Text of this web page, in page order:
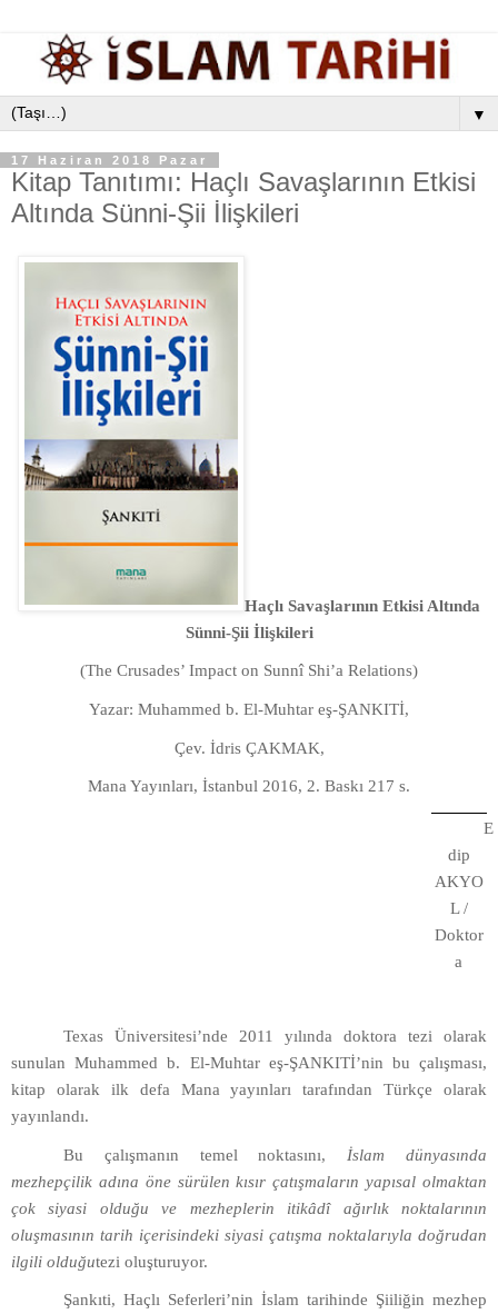
▼
17 Haziran 2018 Pazar
Kitap Tanıtımı: Haçlı Savaşlarının Etkisi
Altında Sünni-Şii İlişkileri
Haçlı Savaşlarının Etkisi Altında
Sünni-Şii İlişkileri
(The Crusades’ Impact on Sunnî Shi’a Relations)
Yazar: Muhammed b. El-Muhtar eş-ŞANKITİ,
Çev. İdris ÇAKMAK,
Mana Yayınları, İstanbul 2016, 2. Baskı 217 s.
E
dip
AKYO
L /
Doktor
a
Texas Üniversitesi’nde 2011 yılında doktora tezi olarak
sunulan Muhammed b. El-Muhtar eş-ŞANKITİ’nin bu çalışması,
kitap olarak ilk defa Mana yayınları tarafından Türkçe olarak
yayınlandı.
Bu çalışmanın temel noktasını, İslam dünyasında
mezhepçilik adına öne sürülen kısır çatışmaların yapısal olmaktan
çok siyasi olduğu ve mezheplerin itikâdî ağırlık noktalarının
oluşmasının tarih içerisindeki siyasi çatışma noktalarıyla doğrudan
ilgili olduğutezi oluşturuyor.
Şankıti, Haçlı Seferleri’nin İslam tarihinde Şiiliğin mezhep